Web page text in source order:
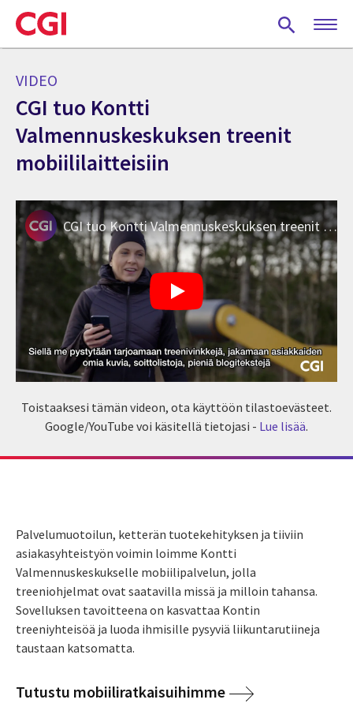
Skip
to
main
VIDEO
CGI tuo Kontti
Valmennuskeskuksen treenit
mobiililaitteisiin
CGI tuo Kontti Valmennuskeskuksen treenit mobiililaitteisiin
Toistaaksesi tämän videon, ota käyttöön tilastoevästeet.
Google/YouTube voi käsitellä tietojasi - Lue lisää.
Palvelumuotoilun, ketterän tuotekehityksen ja tiiviin
asiakasyhteistyön voimin loimme Kontti
Valmennuskeskukselle mobiilipalvelun, jolla
treeniohjelmat ovat saatavilla missä ja milloin tahansa.
Sovelluksen tavoitteena on kasvattaa Kontin
treeniyhteisöä ja luoda ihmisille pysyviä liikuntarutiineja
taustaan katsomatta.
Tutustu mobiiliratkaisuihimme